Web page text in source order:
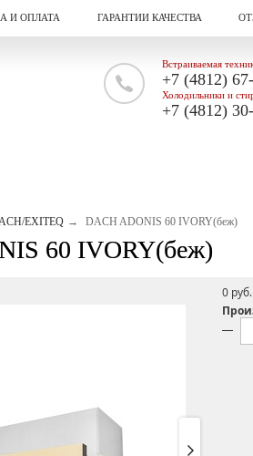
Встраиваемая
+7 (4812)
Холодильники и
+7 (4812)
И ОПЛАТА ГАРАНТИИ КАЧЕСТВА
EXITEQ DACH ADONIS 60 IVORY(беж)
60 IVORY(беж)
0 pуб.